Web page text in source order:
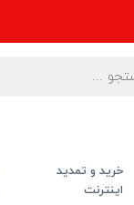
خرید و تمدید
اینترنت